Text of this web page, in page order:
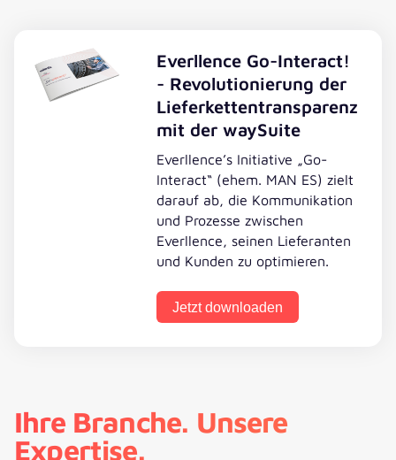
Everllence Go-Interact!
- Revolutionierung der
Lieferkettentransparenz
mit der waySuite
Everllence’s Initiative „Go-
Interact“ (ehem. MAN ES) zielt
darauf ab, die Kommunikation
und Prozesse zwischen
Everllence, seinen Lieferanten
und Kunden zu optimieren.
Jetzt downloaden
Ihre Branche. Unsere
Expertise.